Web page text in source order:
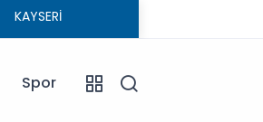
Spor